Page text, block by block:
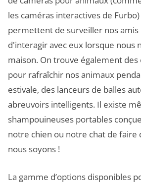
les caméras interactives de
permettent de surveiller nos
d'interagir avec eux lorsque nous
maison. On trouve également des
pour rafraîchir nos animaux
estivale, des lanceurs de balles
abreuvoirs intelligents. Il existe
shampouineuses portables
notre chien ou notre chat de faire
nous soyons !
La gamme d’options disponibles